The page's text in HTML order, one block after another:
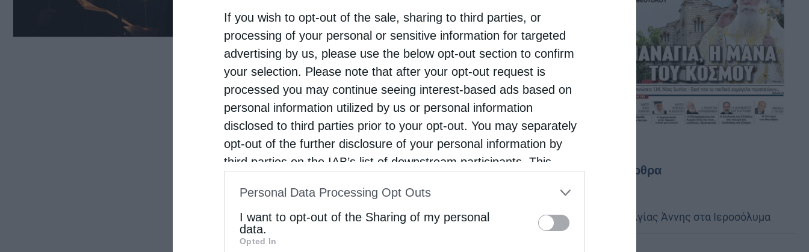
If you wish to opt-out of the sale, sharing to third parties, or
processing of your personal or sensitive information for targeted
advertising by us, please use the below opt-out section to confirm
your selection. Please note that after your opt-out request is
processed you may continue seeing interest-based ads based on
personal information utilized by us or personal information
disclosed to third parties prior to your opt-out. You may separately
opt-out of the further disclosure of your personal information by
third parties on the IAB’s list of downstream participants. This
IAB’s List of Downstream Participantsthat may further disclose it to
other third parties.
Personal Data Processing Opt Outs
I want to opt-out of the Sharing of my personal
data.
Opted In
ιστιοφόρα. Και δεν φοβόμασταν την ανοιχτή θάλασσα,
γιατί το πανί κρατούσε το καράβι και έπαιζε …
Τελευταία άρθρα
Η Εορτή της Αγίας Άννης στα Ιεροσόλυμα